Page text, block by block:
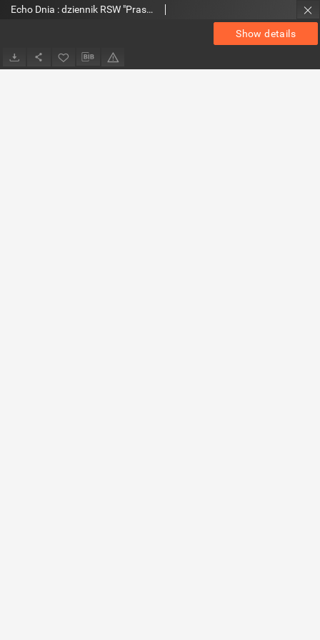
Show details
Echo Dnia : dziennik RSW "Prasa-Książka-Ruch" 1980, R.10, nr 49